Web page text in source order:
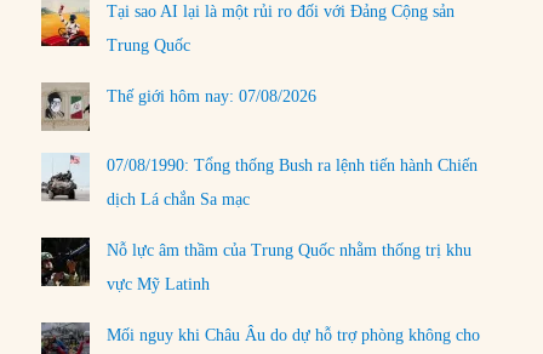
Tại sao AI lại là một rủi ro đối với Đảng Cộng sản
Trung Quốc
Thế giới hôm nay: 07/08/2026
07/08/1990: Tổng thống Bush ra lệnh tiến hành Chiến
dịch Lá chắn Sa mạc
Nỗ lực âm thầm của Trung Quốc nhằm thống trị khu
vực Mỹ Latinh
Mối nguy khi Châu Âu do dự hỗ trợ phòng không cho